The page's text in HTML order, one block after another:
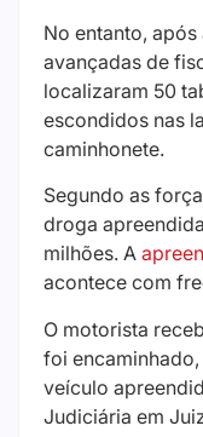
No entanto,
avançadas de
localizaram 50
escondidos nas
caminhonete.
Segundo as
droga
milhões. A
acontece com
O motorista
foi
veículo
Judiciária em